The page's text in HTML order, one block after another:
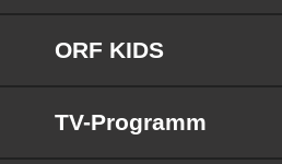
ORF KIDS
TV-Programm